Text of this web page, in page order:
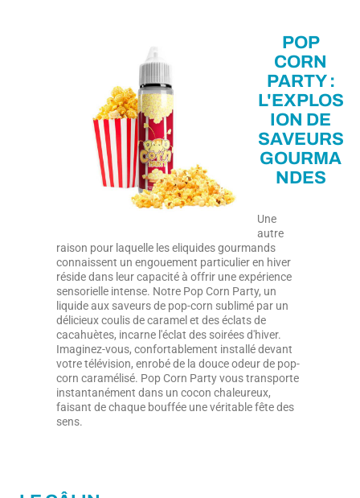
POP
CORN
PARTY :
L'EXPLOS
ION DE
SAVEURS
GOURMA
NDES
Une
autre
raison pour laquelle les eliquides gourmands
connaissent un engouement particulier en hiver
réside dans leur capacité à offrir une expérience
sensorielle intense. Notre Pop Corn Party, un
liquide aux saveurs de pop-corn sublimé par un
délicieux coulis de caramel et des éclats de
cacahuètes, incarne l'éclat des soirées d'hiver.
Imaginez-vous, confortablement installé devant
votre télévision, enrobé de la douce odeur de pop-
corn caramélisé. Pop Corn Party vous transporte
instantanément dans un cocon chaleureux,
faisant de chaque bouffée une véritable fête des
sens.